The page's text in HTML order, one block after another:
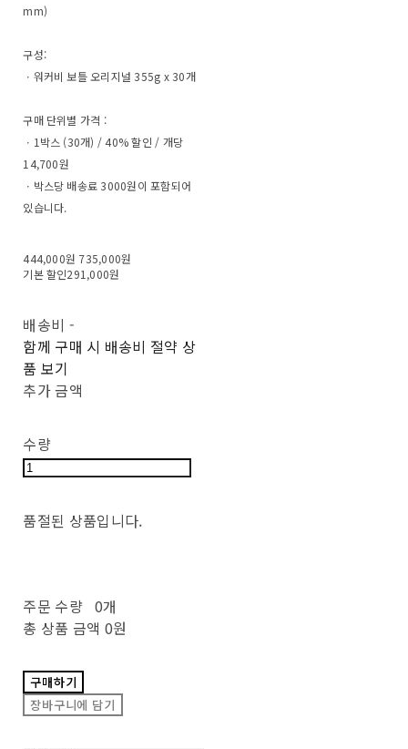
mm)
구성:
ㆍ워커비 보틀 오리지널 355g x 30개
구매 단위별 가격 :
ㆍ1박스 (30개) / 40% 할인 / 개당
14,700원
ㆍ박스당 배송료 3000원이 포함되어
있습니다.
444,000원 735,000원
기본 할인291,000원
배송비 -
함께 구매 시 배송비 절약 상
품 보기
추가 금액
수량
품절된 상품입니다.
주문 수량 0개
총 상품 금액 0원
구매하기
장바구니에 담기